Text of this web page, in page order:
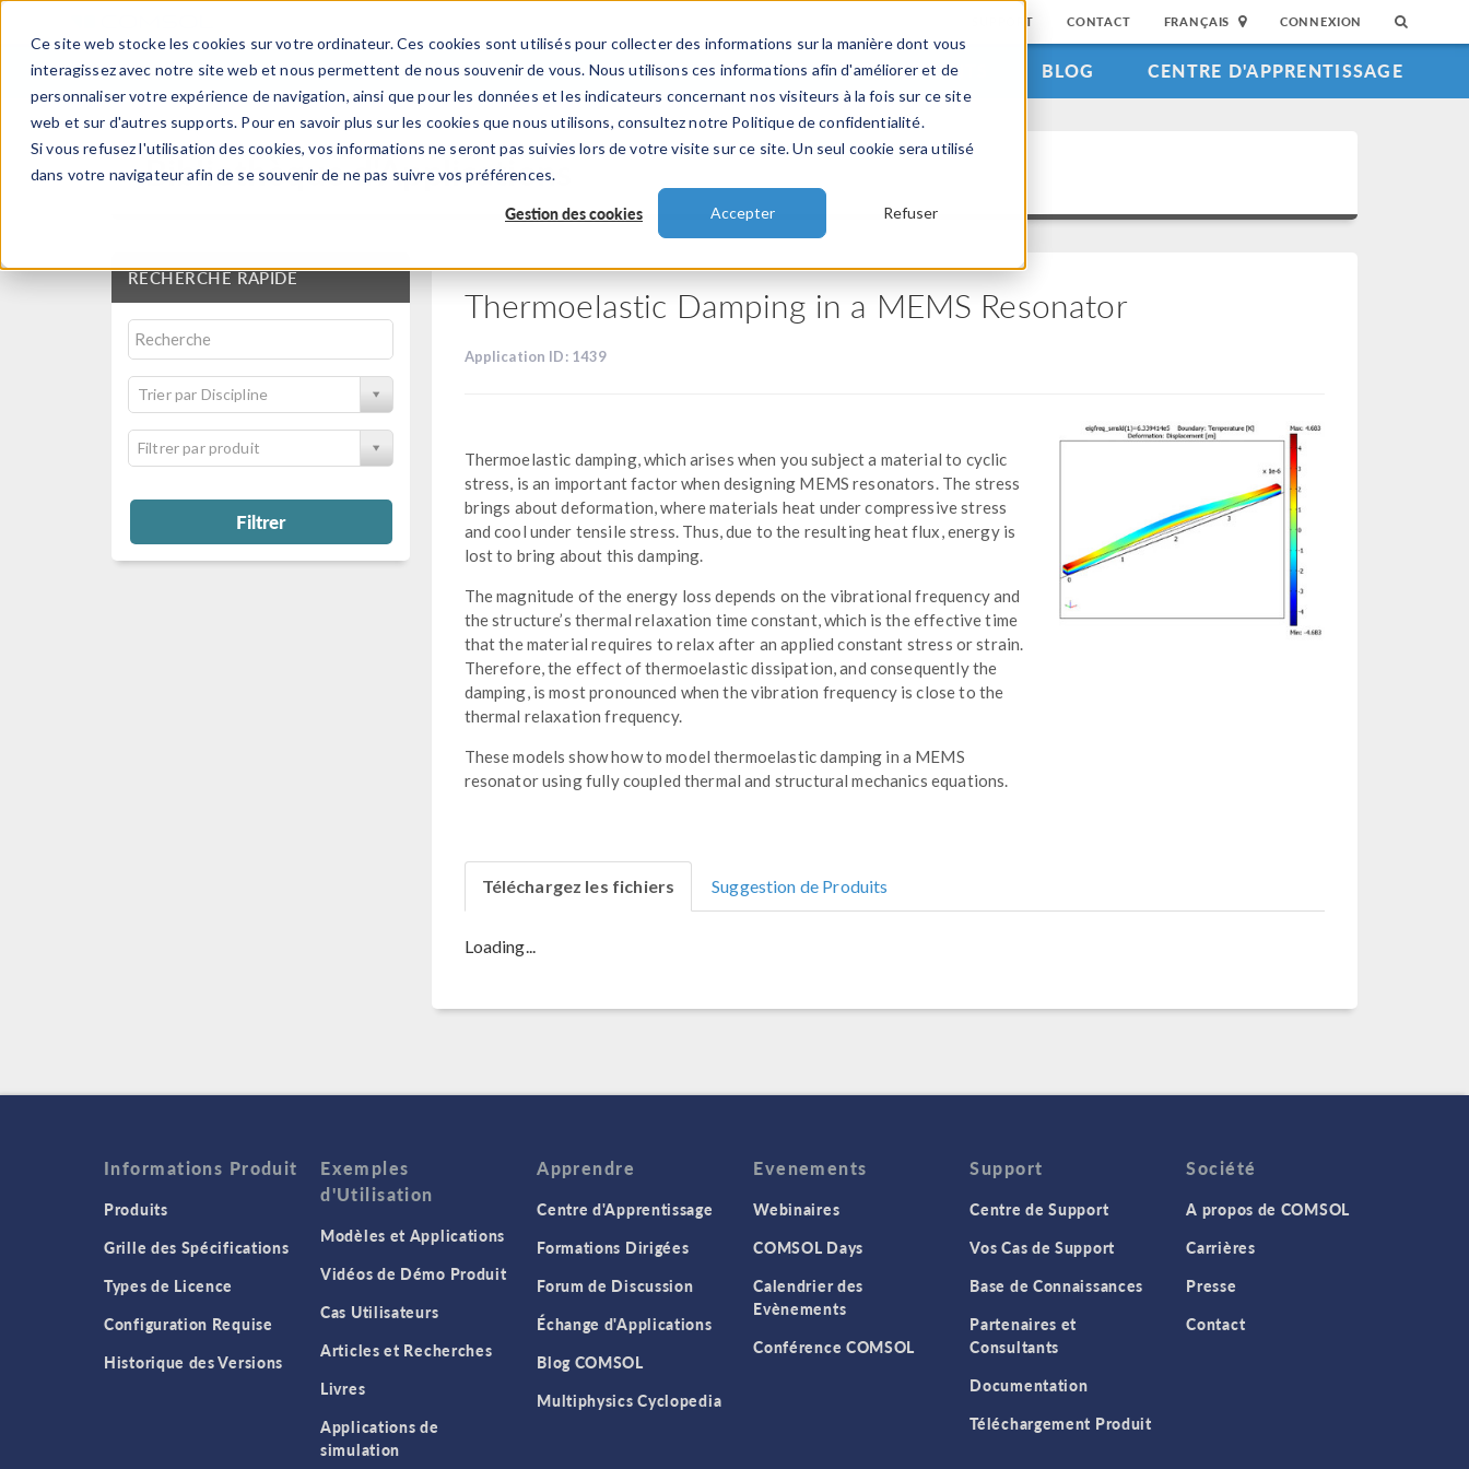
Ce site web stocke les cookies sur votre ordinateur. Ces cookies sont utilisés pour collecter des informations sur la manière dont vous
interagissez avec notre site web et nous permettent de nous souvenir de vous. Nous utilisons ces informations afin d'améliorer et de
personnaliser votre expérience de navigation, ainsi que pour les données et les indicateurs concernant nos visiteurs à la fois sur ce site
web et sur d'autres supports. Pour en savoir plus sur les cookies que nous utilisons, consultez notre Politique de confidentialité.
Si vous refusez l'utilisation des cookies, vos informations ne seront pas suivies lors de votre visite sur ce site. Un seul cookie sera utilisé
dans votre navigateur afin de se souvenir de ne pas suivre vos préférences.
Gestion des cookies Accepter Refuser
SUPPORT CONTACT FRANÇAIS CONNEXION
PRODUITS INDUSTRIES VIDEOS EVENEMENTS BLOG CENTRE D'APPRENTISSAGE
Bibliothèque d'Applications
RECHERCHE RAPIDE
Trier par Discipline
Filtrer par produit
Filtrer
Thermoelastic Damping in a MEMS Resonator
Application ID: 1439
Thermoelastic damping, which arises when you subject a material to cyclic
stress, is an important factor when designing MEMS resonators. The stress
brings about deformation, where materials heat under compressive stress
and cool under tensile stress. Thus, due to the resulting heat flux, energy is
lost to bring about this damping.
The magnitude of the energy loss depends on the vibrational frequency and
the structure’s thermal relaxation time constant, which is the effective time
that the material requires to relax after an applied constant stress or strain.
Therefore, the effect of thermoelastic dissipation, and consequently the
damping, is most pronounced when the vibration frequency is close to the
thermal relaxation frequency.
These models show how to model thermoelastic damping in a MEMS
resonator using fully coupled thermal and structural mechanics equations.
Téléchargez les fichiers Suggestion de Produits
Loading...
Informations Produit
Produits
Grille des Spécifications
Types de Licence
Configuration Requise
Historique des Versions
Exemples
d'Utilisation
Modèles et Applications
Vidéos de Démo Produit
Cas Utilisateurs
Articles et Recherches
Livres
Applications de
simulation
Apprendre
Centre d'Apprentissage
Formations Dirigées
Forum de Discussion
Échange d'Applications
Blog COMSOL
Multiphysics Cyclopedia
Evenements
Webinaires
COMSOL Days
Calendrier des
Evènements
Conférence COMSOL
Support
Centre de Support
Vos Cas de Support
Base de Connaissances
Partenaires et
Consultants
Documentation
Téléchargement Produit
Société
A propos de COMSOL
Carrières
Presse
Contact